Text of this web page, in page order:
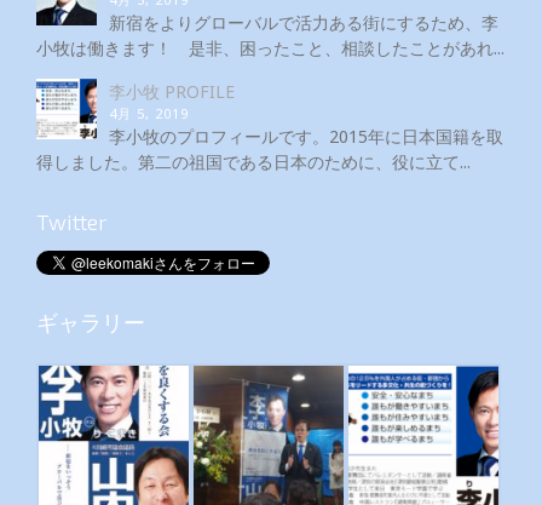
新宿をよりグローバルで活力ある街にするため、李
小牧は働きます！ 是非、困ったこと、相談したことがあれ...
李小牧 PROFILE
4月 5, 2019
李小牧のプロフィールです。2015年に日本国籍を取
得しました。第二の祖国である日本のために、役に立て...
Twitter
ギャラリー